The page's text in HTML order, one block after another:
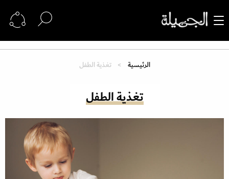
الرئيسية تغذية الطفل
تغذية الطفل